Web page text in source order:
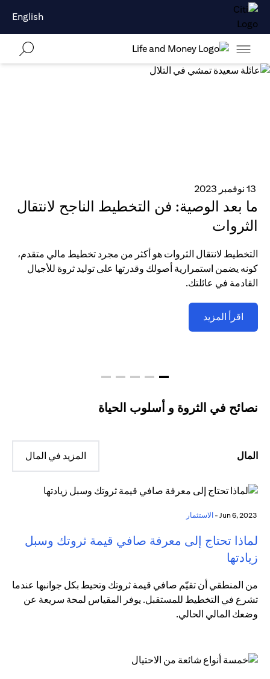
English
ما بعد الوصية: فن التخطيط الناجح لانتقال
الثروات
التخطيط لانتقال الثروات هو أكثر من مجرد تخطيط مالي متقدم،
كونه يضمن استمرارية أصولك وقدرتها على توليد ثروة للأجيال
القادمة في عائلتك.
اقرأ المزيد
نصائح في الثروة و أسلوب الحياة
المال المزيد في المال
الاستثمار
لماذا تحتاج إلى معرفة صافي قيمة ثروتك وسبل
زيادتها
من المنطقي أن تقيّم صافي قيمة ثروتك وتحيط بكل جوانبها عندما
تشرع في التخطيط للمستقبل. يوفر المقياس لمحة سريعة عن
وضعك المالي الحالي.